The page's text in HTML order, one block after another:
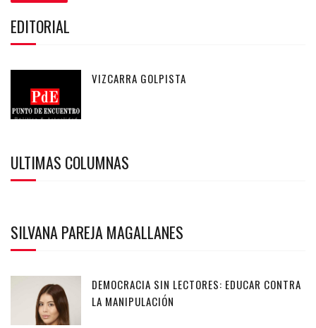
EDITORIAL
VIZCARRA GOLPISTA
ULTIMAS COLUMNAS
SILVANA PAREJA MAGALLANES
DEMOCRACIA SIN LECTORES: EDUCAR CONTRA
LA MANIPULACIÓN